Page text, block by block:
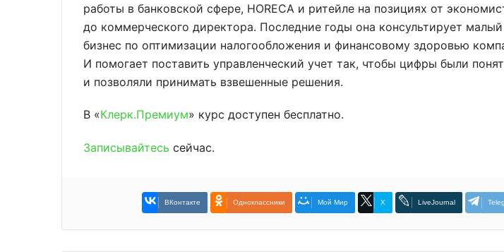
работы в банковской сфере, HORECA и ритейле на позициях от
до коммерческого директора. Последние годы она консультирует
бизнес по оптимизации налогообложения и финансовому здоровью
И помогает поставить управленческий учет так, чтобы цифры были
и позволяли принимать взвешенные решения.
В «Клерк.Премиум» курс доступен бесплатно.
Записывайтесь сейчас.
ВКонтакте Одноклассники Мой Мир X LiveJournal